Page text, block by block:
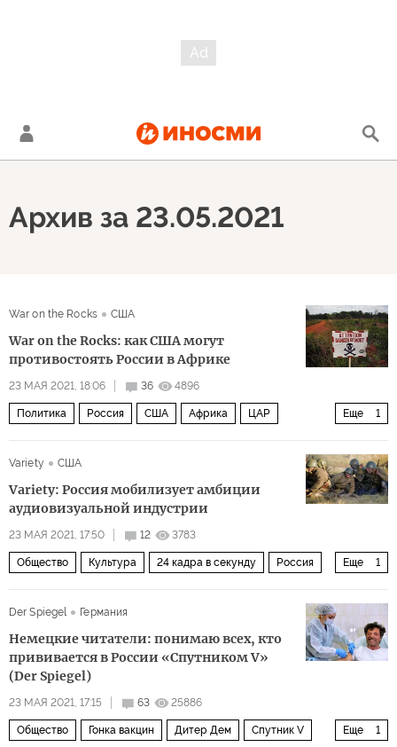
Архив за 23.05.2021
War on the Rocks США
War on the Rocks: как США могут
противостоять России в Африке
23 МАЯ 2021, 18:06 36 4896
Еще 1
Политика Россия США Африка ЦАР
Variety
США
Variety: Россия мобилизует амбиции
аудиовизуальной индустрии
23 МАЯ 2021, 17:50 12 3783
Еще 1
Общество Культура 24 кадра в секунду Россия
Der Spiegel
Германия
Немецкие читатели: понимаю всех, кто
прививается в России «Спутником V»
(Der Spiegel)
23 МАЯ 2021, 17:15 63 25886
Еще 1
Общество Гонка вакцин Дитер Дем Спутник V